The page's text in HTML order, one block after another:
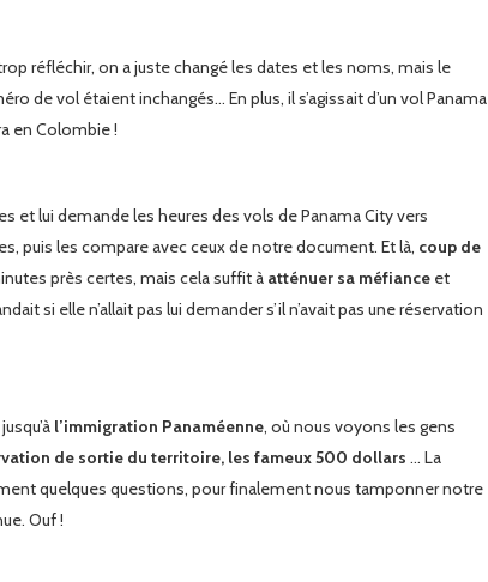
réfléchir, on a juste changé les dates et les noms, mais le
de vol étaient inchangés… En plus, il s’agissait d’un vol Panama
en Colombie !
et lui demande les heures des vols de Panama City vers
puis les compare avec ceux de notre document. Et là, coup de
près certes, mais cela suffit à atténuer sa méfiance et
si elle n’allait pas lui demander s’il n’avait pas une réservation
l’immigration Panaméenne, où nous voyons les gens
de sortie du territoire, les fameux 500 dollars … La
quelques questions, pour finalement nous tamponner notre
Ouf !